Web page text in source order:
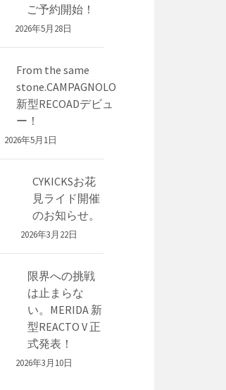
ご予約開始！
2026年5月28日
From the same
stone.CAMPAGNOLO
新型RECOADデビュ
ー！
2026年5月1日
CYKICKSお花
見ライド開催
のお知らせ。
2026年3月22日
限界への挑戦
は止まらな
い。MERIDA 新
型REACTO V 正
式発表！
2026年3月10日